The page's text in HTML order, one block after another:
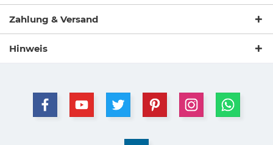
Zahlung & Versand
Hinweis